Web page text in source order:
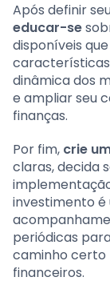
Após definir
educar-se
disponíveis
características
dinâmica dos
e ampliar seu
finanças.
Por fim, crie
claras, decida
investimento é
periódicas
caminho certo
financeiros.